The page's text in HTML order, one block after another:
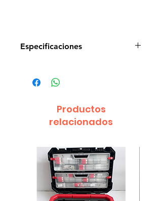
Especificaciones
elaborada en ácero inoxidable
dióxido de carbono.
Medidas: 61 frente, 61 fondo, 73
Con termo higrómetro digital
(mide temperatura y humedad),
vidrio templado de 5 mm.
Piso punzonado desmontable,
Productos
relacionados